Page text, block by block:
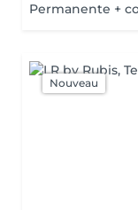
Permanente +
Nouveau